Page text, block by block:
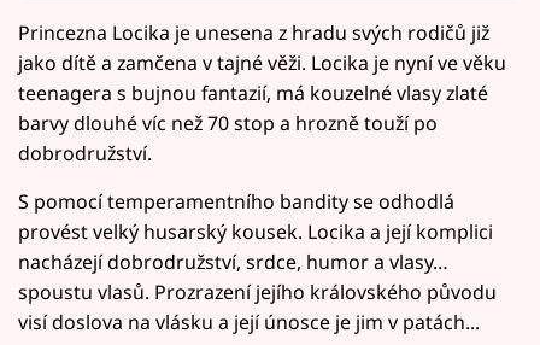
Princezna Locika je unesena z hradu svých rodičů již
jako dítě a zamčena v tajné věži. Locika je nyní ve věku
teenagera s bujnou fantazií, má kouzelné vlasy zlaté
barvy dlouhé víc než 70 stop a hrozně touží po
dobrodružství.
S pomocí temperamentního bandity se odhodlá
provést velký husarský kousek. Locika a její komplici
nacházejí dobrodružství, srdce, humor a vlasy…
spoustu vlasů. Prozrazení jejího královského původu
visí doslova na vlásku a její únosce je jim v patách...